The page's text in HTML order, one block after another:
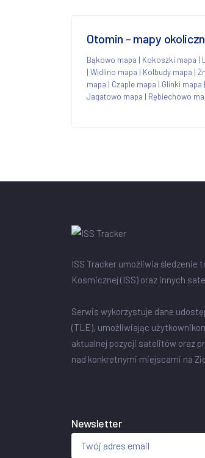
Otomin - mapy
Bąkowo mapa | Kokoszki mapa |
| Widlino mapa | Kolbudy mapa |
mapa | Czaple mapa | Glinki mapa |
Jagatowo mapa | Rębiechowo
ISS Tracker umożliwia śledzenie
Kosmicznej (ISS) oraz innych
Serwis wykorzystuje dane
(TLE), umożliwiając
aktualnej pozycji satelitów oraz
nad konkretnymi miejscami na
Newsletter